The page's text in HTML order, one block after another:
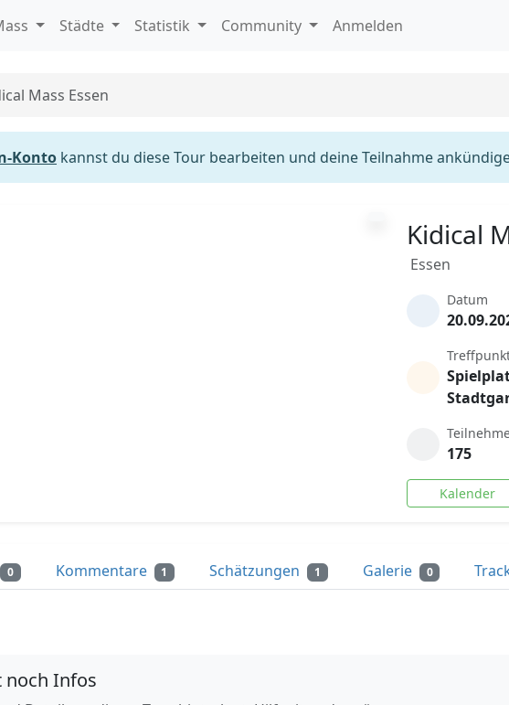
Städte Statistik Community Anmelden
Mass Essen
Konto kannst du diese Tour bearbeiten und deine Teilnahme
Kidical
Essen
Datum
175
Kalender
0 Kommentare 1 Schätzungen 1 Galerie 0
noch Infos